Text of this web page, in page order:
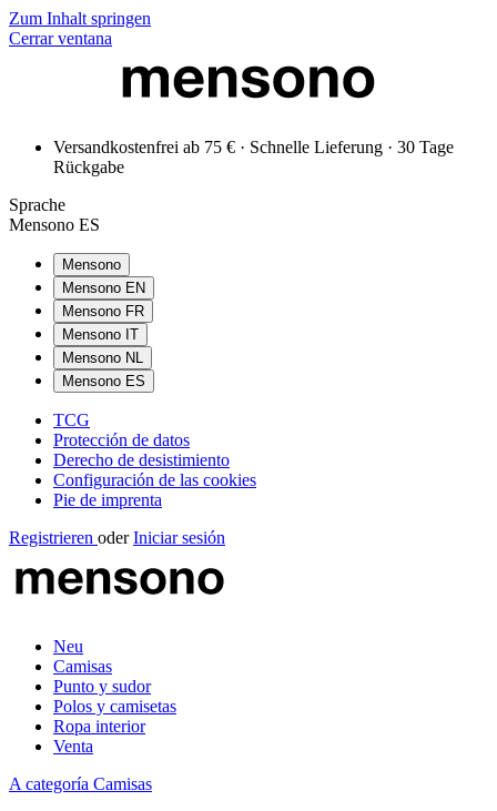
Zum Inhalt springen
Cerrar ventana
Versandkostenfrei ab 75 € · Schnelle Lieferung · 30 Tage
Rückgabe
Sprache
Mensono ES
Mensono
Mensono EN
Mensono FR
Mensono IT
Mensono NL
Mensono ES
TCG
Protección de datos
Derecho de desistimiento
Configuración de las cookies
Pie de imprenta
Registrieren oder Iniciar sesión
Neu
Camisas
Punto y sudor
Polos y camisetas
Ropa interior
Venta
A categoría Camisas